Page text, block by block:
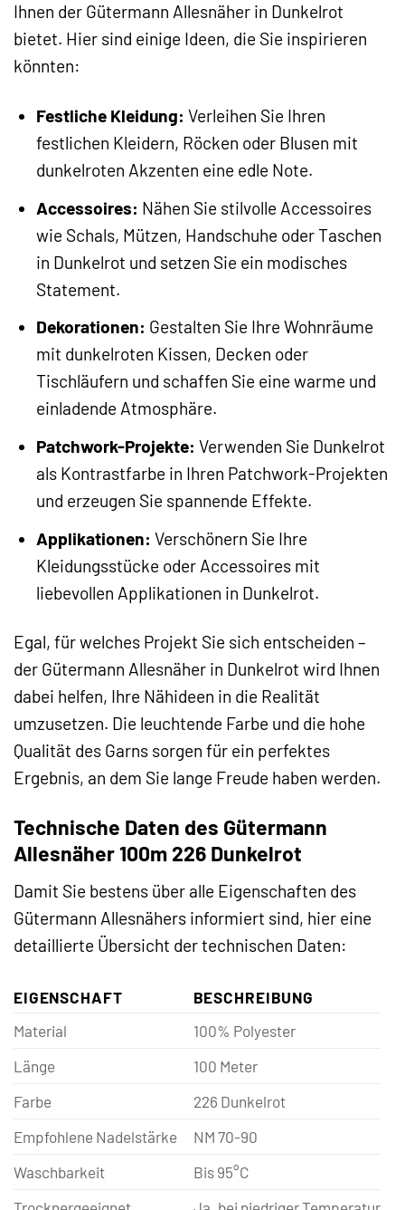
Ihnen der Gütermann Allesnäher in Dunkelrot
bietet. Hier sind einige Ideen, die Sie inspirieren
könnten:
Festliche Kleidung: Verleihen Sie Ihren
festlichen Kleidern, Röcken oder Blusen mit
dunkelroten Akzenten eine edle Note.
Accessoires: Nähen Sie stilvolle Accessoires
wie Schals, Mützen, Handschuhe oder Taschen
in Dunkelrot und setzen Sie ein modisches
Statement.
Dekorationen: Gestalten Sie Ihre Wohnräume
mit dunkelroten Kissen, Decken oder
Tischläufern und schaffen Sie eine warme und
einladende Atmosphäre.
Patchwork-Projekte: Verwenden Sie Dunkelrot
als Kontrastfarbe in Ihren Patchwork-Projekten
und erzeugen Sie spannende Effekte.
Applikationen: Verschönern Sie Ihre
Kleidungsstücke oder Accessoires mit
liebevollen Applikationen in Dunkelrot.
Egal, für welches Projekt Sie sich entscheiden –
der Gütermann Allesnäher in Dunkelrot wird Ihnen
dabei helfen, Ihre Nähideen in die Realität
umzusetzen. Die leuchtende Farbe und die hohe
Qualität des Garns sorgen für ein perfektes
Ergebnis, an dem Sie lange Freude haben werden.
Technische Daten des Gütermann
Allesnäher 100m 226 Dunkelrot
Damit Sie bestens über alle Eigenschaften des
Gütermann Allesnähers informiert sind, hier eine
detaillierte Übersicht der technischen Daten:
EIGENSCHAFT
BESCHREIBUNG
Material
100% Polyester
Länge
100 Meter
Farbe
226 Dunkelrot
Empfohlene Nadelstärke
NM 70-90
Waschbarkeit
Bis 95°C